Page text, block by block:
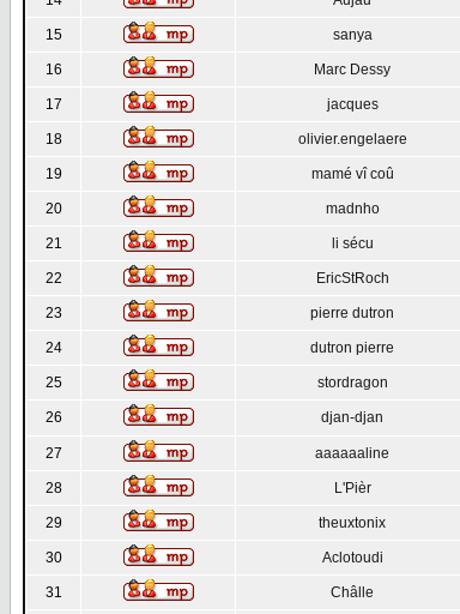
15 sanya
16 Marc Dessy
17 jacques
18 olivier.engelaere
19 mamé vî coû
20 madnho
21 li sécu
22 EricStRoch
23 pierre dutron
24 dutron pierre
25 stordragon
26 djan-djan
27 aaaaaaline
28 L'Pièr
29 theuxtonix
30 Aclotoudi
31 Châlle